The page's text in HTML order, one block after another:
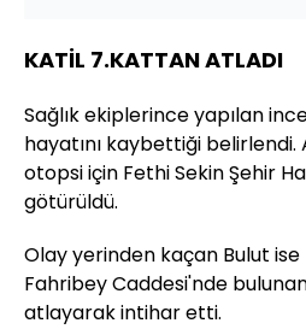
KATİL 7.KATTAN ATLADI
Sağlık ekiplerince yapılan
hayatını kaybettiği belirlendi.
otopsi için Fethi Sekin Şehir
götürüldü.
Olay yerinden kaçan Bulut
Fahribey Caddesi'nde
atlayarak intihar etti.